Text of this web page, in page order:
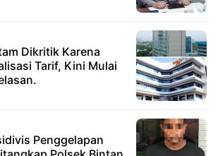
Dikritik Karena
Tarif, Kini Mulai
Penggelapan